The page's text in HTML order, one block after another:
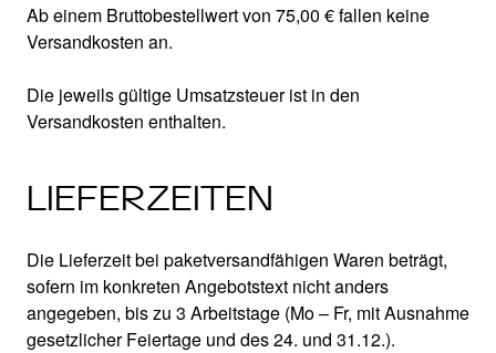
Ab einem Bruttobestellwert von 75,00 € fallen keine
Versandkosten an.
Die jeweils gültige Umsatzsteuer ist in den
Versandkosten enthalten.
LIEFERZEITEN
Die Lieferzeit bei paketversandfähigen Waren beträgt,
sofern im konkreten Angebotstext nicht anders
angegeben, bis zu 3 Arbeitstage (Mo – Fr, mit Ausnahme
gesetzlicher Feiertage und des 24. und 31.12.).